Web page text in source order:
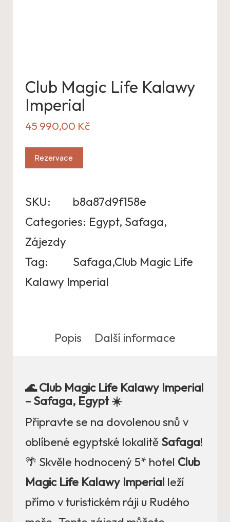
Club Magic Life Kalawy
Imperial
45 990,00 Kč
Rezervace
SKU:
b8a87d9f158e
Categories: Egypt, Safaga,
Zájezdy
Tag:
Safaga,Club Magic Life
Kalawy Imperial
Popis Další informace
🌊 Club Magic Life Kalawy Imperial
– Safaga, Egypt ☀️
Připravte se na dovolenou snů v
oblíbené egyptské lokalitě Safaga!
🌴 Skvěle hodnocený 5* hotel Club
Magic Life Kalawy Imperial leží
přímo v turistickém ráji u Rudého